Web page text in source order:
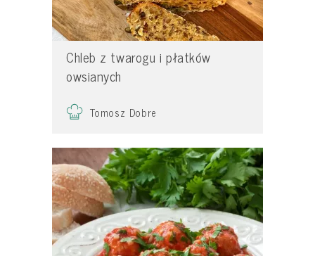
Chleb z twarogu i płatków
owsianych
Tomosz Dobre